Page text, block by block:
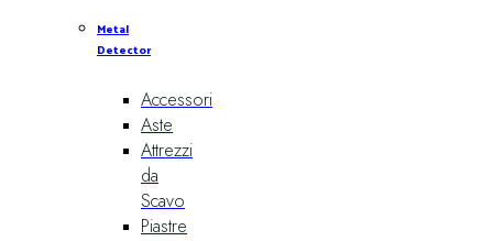
Metal
Detector
Accessori
Aste
Attrezzi
da
Scavo
Piastre